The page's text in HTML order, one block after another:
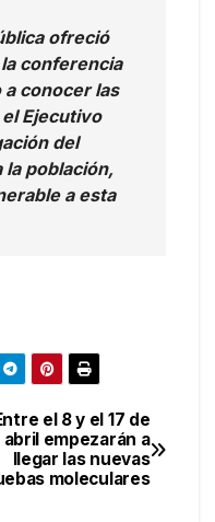
ofreció
conferencia
a conocer las
Ejecutivo
del
población,
a esta
el 8 y el 17 de
abril empezarán a
llegar las nuevas
moleculares